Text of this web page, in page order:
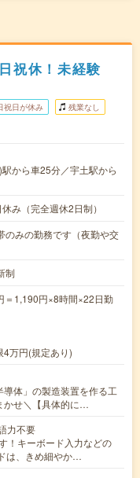
祝休！未経験
祝日が休み 残業なし
から車25分／宇土駅から
み（完全週休2日制）
みの勤務です（夜勤や交
制
＝1,190円×8時間×22日勤
万円(規定あり)
体」の製造装置を作る工
かせ＼【具体的に…
力不要
！キーボード入力などの
は、きめ細やか…